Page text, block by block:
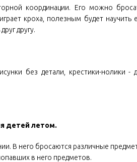
координации. Его можно
кроха, полезным будет научить
другу.
без детали, крестики-нолики -
детей летом.
В него бросаются различные
в него предметов.